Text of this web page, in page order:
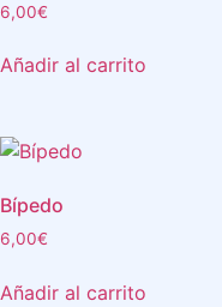
6,00€
Añadir al carrito
Bípedo
6,00€
Añadir al carrito